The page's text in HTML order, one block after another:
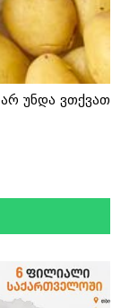
უნდა ვთქვათ